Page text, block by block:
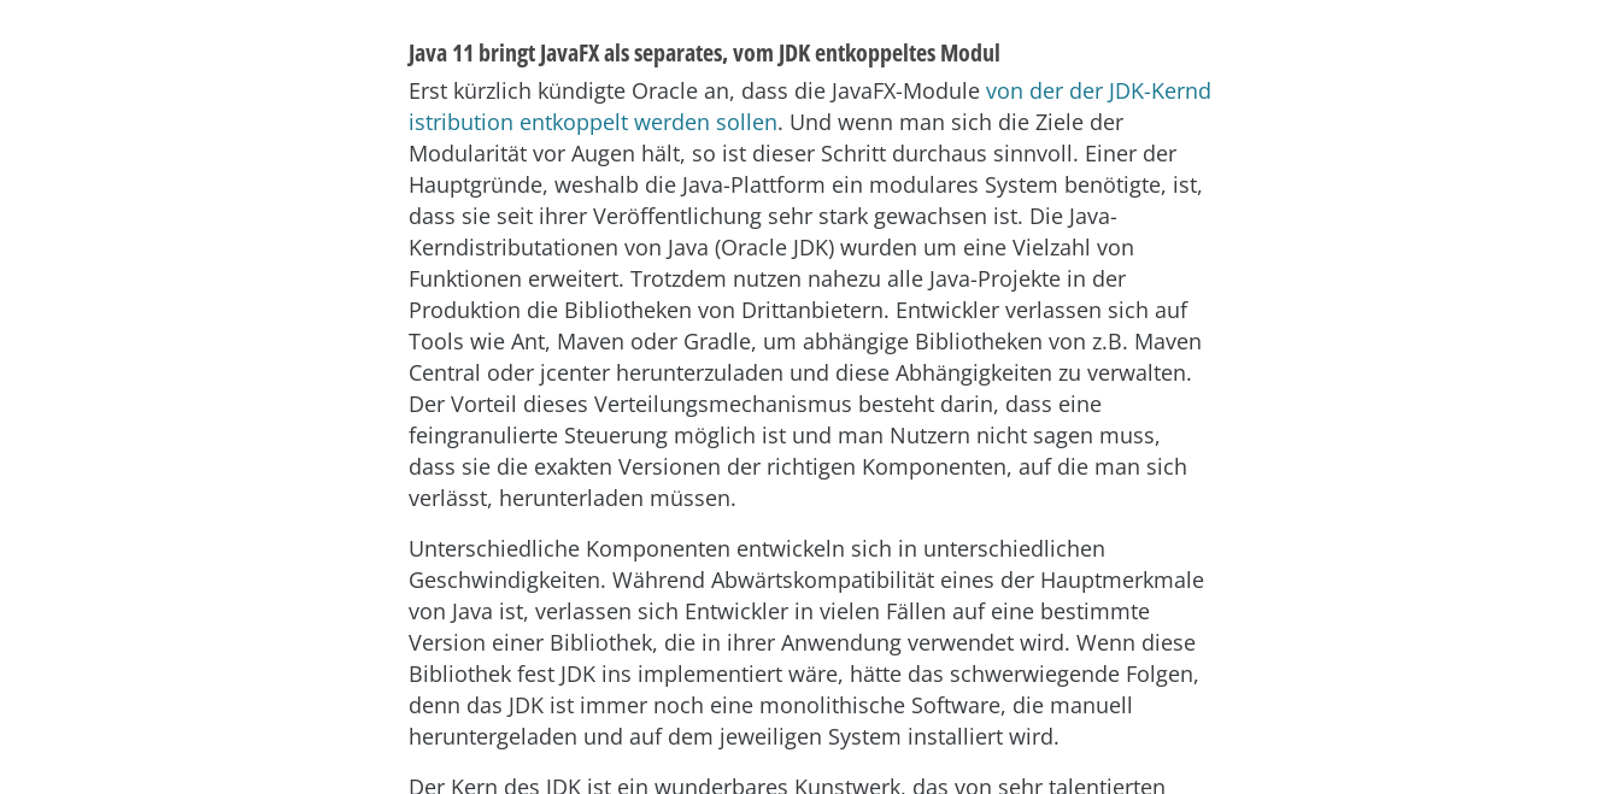
Java 11 bringt JavaFX als separates, vom JDK entkoppeltes Modul
Erst kürzlich kündigte Oracle an, dass die JavaFX-Module von der der JDK-Kernd
istribution entkoppelt werden sollen. Und wenn man sich die Ziele der
Modularität vor Augen hält, so ist dieser Schritt durchaus sinnvoll. Einer der
Hauptgründe, weshalb die Java-Plattform ein modulares System benötigte, ist,
dass sie seit ihrer Veröffentlichung sehr stark gewachsen ist. Die Java-
Kerndistributationen von Java (Oracle JDK) wurden um eine Vielzahl von
Funktionen erweitert. Trotzdem nutzen nahezu alle Java-Projekte in der
Produktion die Bibliotheken von Drittanbietern. Entwickler verlassen sich auf
Tools wie Ant, Maven oder Gradle, um abhängige Bibliotheken von z.B. Maven
Central oder jcenter herunterzuladen und diese Abhängigkeiten zu verwalten.
Der Vorteil dieses Verteilungsmechanismus besteht darin, dass eine
feingranulierte Steuerung möglich ist und man Nutzern nicht sagen muss,
dass sie die exakten Versionen der richtigen Komponenten, auf die man sich
verlässt, herunterladen müssen.
Unterschiedliche Komponenten entwickeln sich in unterschiedlichen
Geschwindigkeiten. Während Abwärtskompatibilität eines der Hauptmerkmale
von Java ist, verlassen sich Entwickler in vielen Fällen auf eine bestimmte
Version einer Bibliothek, die in ihrer Anwendung verwendet wird. Wenn diese
Bibliothek fest JDK ins implementiert wäre, hätte das schwerwiegende Folgen,
denn das JDK ist immer noch eine monolithische Software, die manuell
heruntergeladen und auf dem jeweiligen System installiert wird.
Der Kern des JDK ist ein wunderbares Kunstwerk, das von sehr talentierten